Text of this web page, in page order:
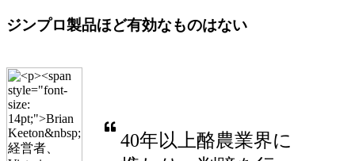
ジンプロ製品ほど有効なものはない
40年以上酪農業界に